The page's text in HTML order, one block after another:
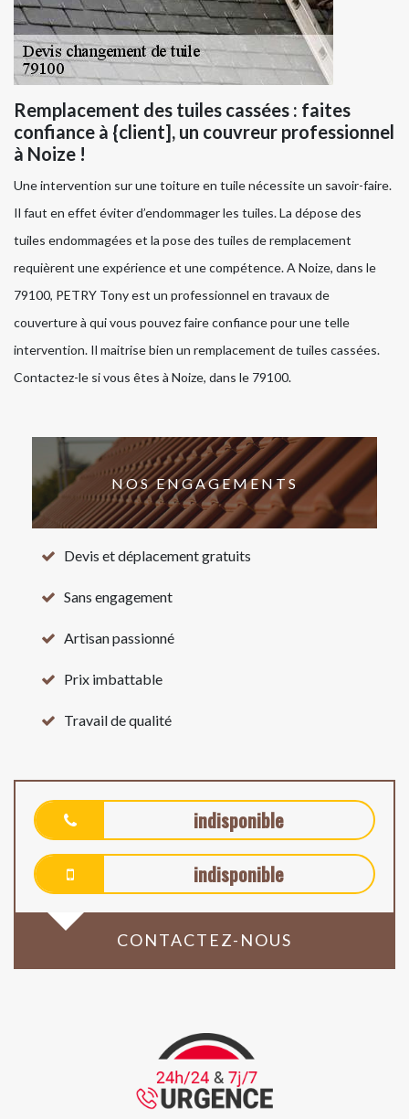
Remplacement des tuiles cassées : faites
confiance à {client], un couvreur professionnel
à Noize !
Une intervention sur une toiture en tuile nécessite un savoir-faire.
Il faut en effet éviter d’endommager les tuiles. La dépose des
tuiles endommagées et la pose des tuiles de remplacement
requièrent une expérience et une compétence. A Noize, dans le
79100, PETRY Tony est un professionnel en travaux de
couverture à qui vous pouvez faire confiance pour une telle
intervention. Il maitrise bien un remplacement de tuiles cassées.
Contactez-le si vous êtes à Noize, dans le 79100.
NOS ENGAGEMENTS
Devis et déplacement gratuits
Sans engagement
Artisan passionné
Prix imbattable
Travail de qualité
indisponible
indisponible
CONTACTEZ-NOUS